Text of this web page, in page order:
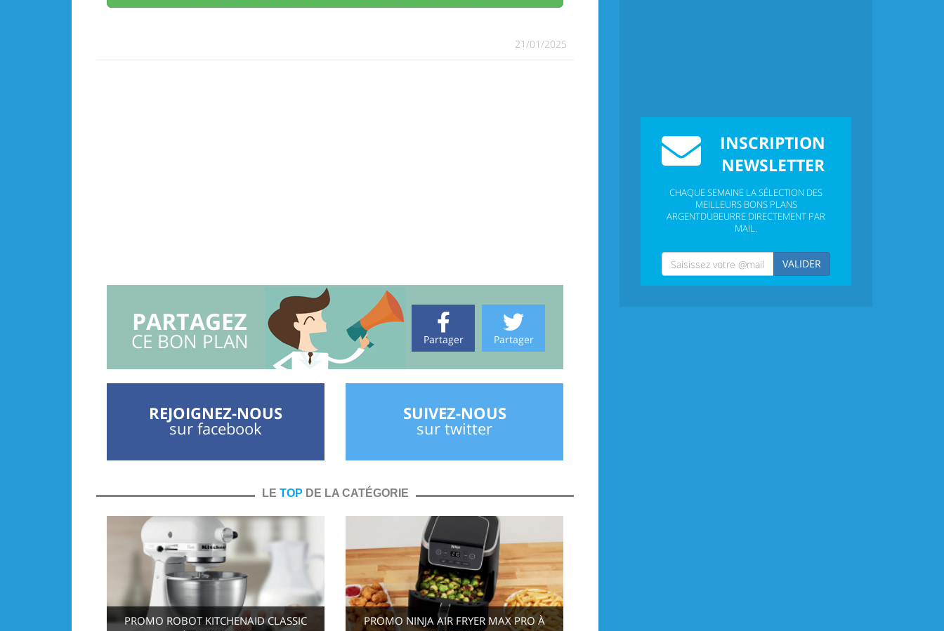
21/01/2025
PARTAGEZ
CE BON PLAN Partager
Partager
REJOIGNEZ-NOUS
sur facebook
SUIVEZ-NOUS
sur twitter
LE TOP DE LA CATÉGORIE
PROMO ROBOT KITCHENAID CLASSIC
PROMO NINJA AIR FRYER MAX PRO À
INSCRIPTION
NEWSLETTER
CHAQUE SEMAINE LA SÉLECTION DES
MEILLEURS BONS PLANS
ARGENTDUBEURRE DIRECTEMENT PAR
MAIL.
VALIDER